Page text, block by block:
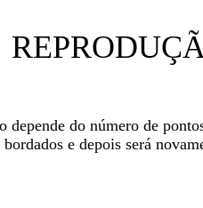
depende do número de
e depois será